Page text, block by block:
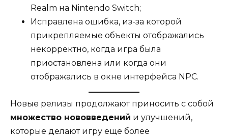
Realm на Nintendo Switch;
Исправлена ошибка, из-за которой
прикрепляемые объекты отображались
некорректно, когда игра была
приостановлена или когда они
отображались в окне интерфейса NPC.
Новые релизы продолжают приносить с собой
множество нововведений и улучшений,
которые делают игру еще более